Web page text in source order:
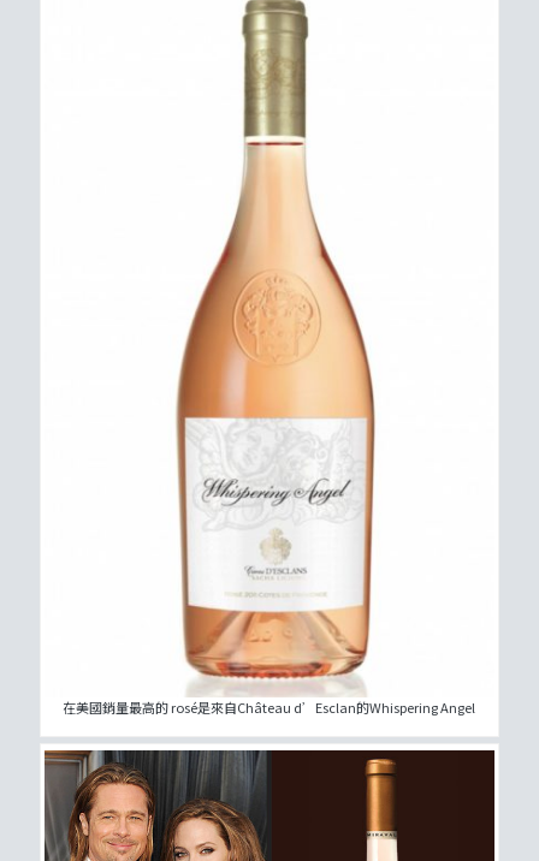
在美國銷量最高的 rosé是來自Château d’Esclan的Whispering Angel